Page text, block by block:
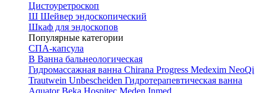
Цистоуретроскоп
Ш Шейвер эндоскопический
Шкаф для эндоскопов
Популярные категории
СПА-капсула
В Ванна бальнеологическая
Гидромассажная ванна Chirana Progress Medexim NeoQi
Trautwein Unbescheiden Гидротерапевтическая ванна
AquatorBeka Hospitec Meden Inmed